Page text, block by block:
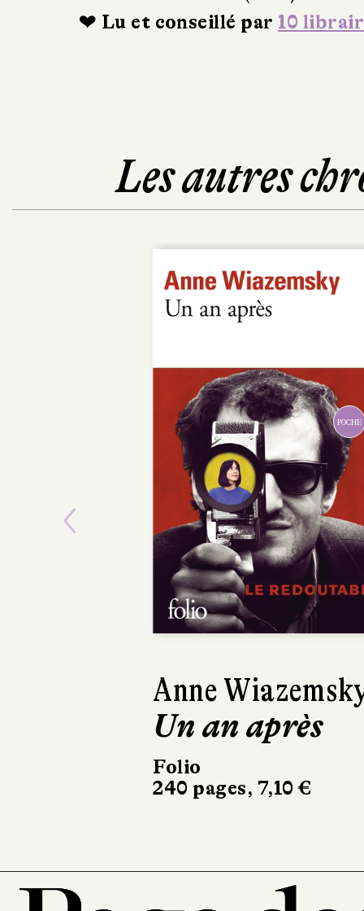
❤ Lu et conseillé par 10
Les autres
POCHE
Anne
Un an après
Folio
240 pages, 7,10 €
Previous